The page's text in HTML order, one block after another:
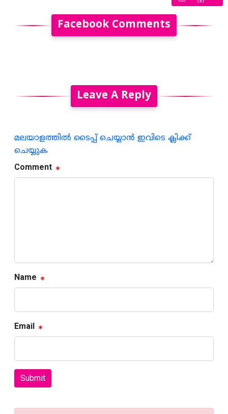
Facebook Comments
Leave A Reply
മലയാളത്തില്‍ ടൈപ്പ് ചെയ്യാന്‍ ഇവിടെ ക്ലിക്ക്
ചെയ്യുക
Comment
Name
Email
Submit